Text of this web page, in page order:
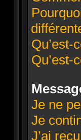
Qu’est-
Qu’est-
Je ne
Je
J’ai